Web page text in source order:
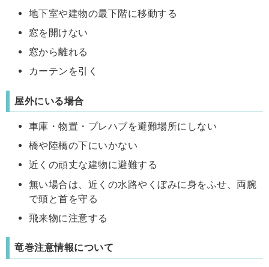
地下室や建物の最下階に移動する
窓を開けない
窓から離れる
カーテンを引く
屋外にいる場合
車庫・物置・プレハブを避難場所にしない
橋や陸橋の下にいかない
近くの頑丈な建物に避難する
無い場合は、近くの水路やくぼみに身をふせ、両腕
で頭と首を守る
飛来物に注意する
竜巻注意情報について